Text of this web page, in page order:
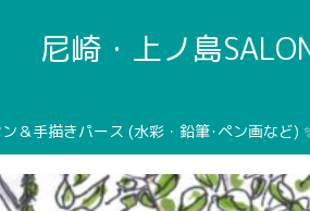
尼崎・上ノ島
＆手描きパース (水彩・鉛筆･ペン画など)